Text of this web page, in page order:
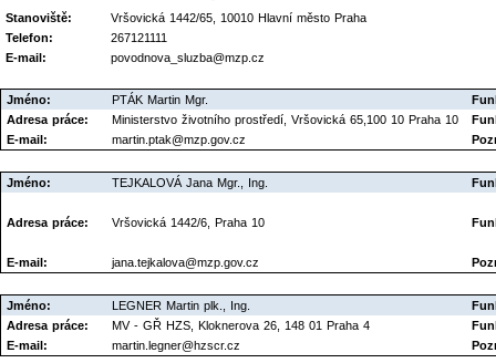
Stanoviště:
Vršovická 1442/65, 10010 Hlavní město Praha
Telefon:
267121111
E-mail:
povodnova_sluzba@mzp.cz
Jméno: PTÁK Martin Mgr.
Adresa práce:
Ministerstvo životního prostředí, Vršovická 65,100 10 Praha 10
E-mail:
martin.ptak@mzp.gov.cz
Jméno: TEJKALOVÁ Jana Mgr., Ing.
Adresa práce: Vršovická 1442/6, Praha 10
E-mail: jana.tejkalova@mzp.gov.cz
Jméno: LEGNER Martin plk., Ing.
Adresa práce:
MV - GŘ HZS, Kloknerova 26, 148 01 Praha 4
E-mail:
martin.legner@hzscr.cz